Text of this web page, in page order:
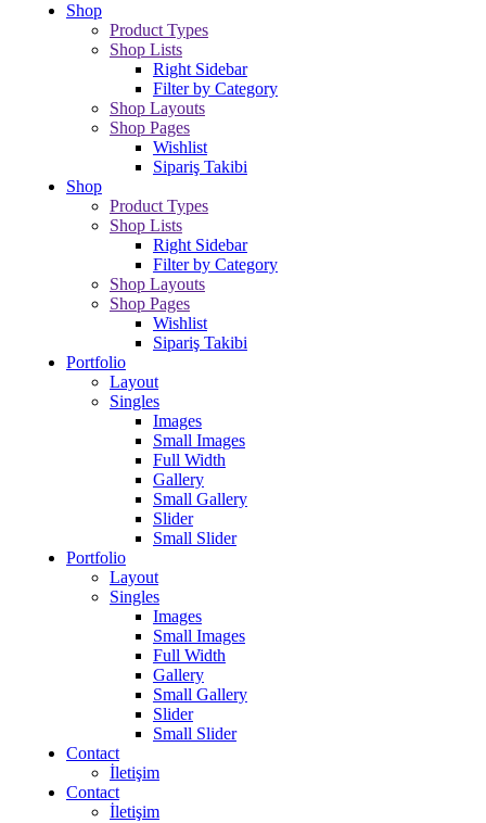
Shop
Product Types
Shop Lists
Right Sidebar
Filter by Category
Shop Layouts
Shop Pages
Wishlist
Sipariş Takibi
Shop
Product Types
Shop Lists
Right Sidebar
Filter by Category
Shop Layouts
Shop Pages
Wishlist
Sipariş Takibi
Portfolio
Layout
Singles
Images
Small Images
Full Width
Gallery
Small Gallery
Slider
Small Slider
Portfolio
Layout
Singles
Images
Small Images
Full Width
Gallery
Small Gallery
Slider
Small Slider
Contact
İletişim
Contact
İletişim